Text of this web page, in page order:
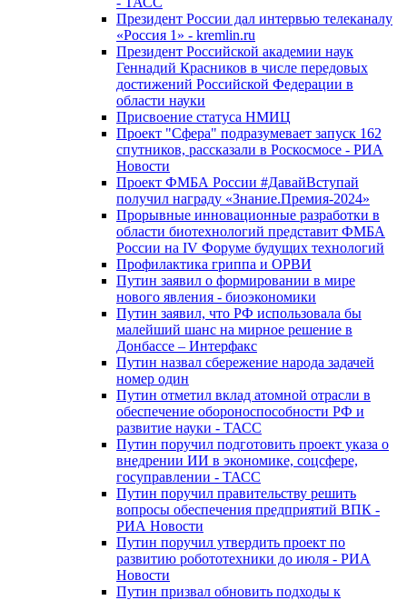
Президент России дал интервью телеканалу
«Россия 1» - kremlin.ru
Президент Российской академии наук
Геннадий Красников в числе передовых
достижений Российской Федерации в
области науки
Присвоение статуса НМИЦ
Проект "Сфера" подразумевает запуск 162
спутников, рассказали в Роскосмосе - РИА
Новости
Проект ФМБА России #ДавайВступай
получил награду «Знание.Премия-2024»
Прорывные инновационные разработки в
области биотехнологий представит ФМБА
России на IV Форуме будущих технологий
Профилактика гриппа и ОРВИ
Путин заявил о формировании в мире
нового явления - биоэкономики
Путин заявил, что РФ использовала бы
малейший шанс на мирное решение в
Донбассе – Интерфакс
Путин назвал сбережение народа задачей
номер один
Путин отметил вклад атомной отрасли в
обеспечение обороноспособности РФ и
развитие науки - ТАСС
Путин поручил подготовить проект указа о
внедрении ИИ в экономике, соцсфере,
госуправлении - ТАСС
Путин поручил правительству решить
вопросы обеспечения предприятий ВПК -
РИА Новости
Путин поручил утвердить проект по
развитию робототехники до июля - РИА
Новости
Путин призвал обновить подходы к